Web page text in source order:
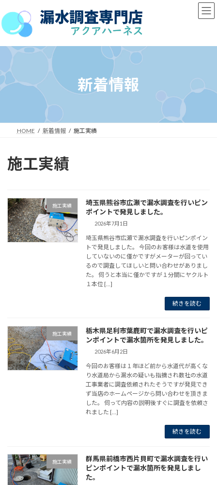
ン
テ
ツ
ス
キ
ビ
ゲ
シ
ン
に
新着情報
HOME 新着情報 施工実績
施工実績
施工実績
埼玉県熊谷市広瀬で漏水調査を行いピン
ポイントで発見しました。
2026年7月1日
埼玉県熊谷市広瀬で漏水調査を行いピンポイン
トで発見しました。 今回のお客様は水道を使用
していないのに僅かですがメーターが回ってい
るので調査してほしいと問い合わせがありまし
た。 伺うと本当に僅かですが１分間にヤクルト
１本位 […]
続きを読む
施工実績
栃木県足利市葉鹿町で漏水調査を行いピ
ンポイントで漏水箇所を発見しました。
2026年6月2日
今回のお客様は１年ほど前から水道代が高くな
り水道局から漏水の疑いも指摘され数社の水道
工事業者に調査依頼されたそうですが発見でき
ず当店のホームページから問い合わせを頂きま
した。 伺って内容の説明後すぐに調査を依頼さ
れました […]
続きを読む
施工実績
群馬県前橋市西片貝町で漏水調査を行い
ピンポイントで漏水箇所を発見しまし
た。